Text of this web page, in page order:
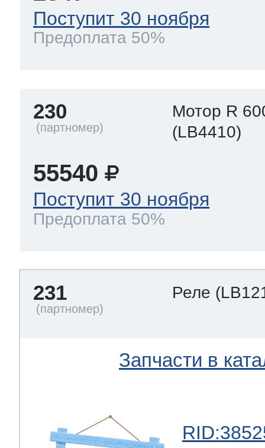
Поступит 30 ноября
Предоплата 50%
230
Мотор R
(LB4410)
55540
Поступит 30 ноября
Предоплата 50%
231 Реле
Запчасти в